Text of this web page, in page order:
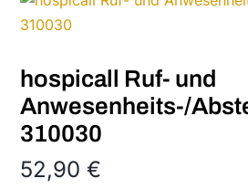
Telefone
Hersteller
Support
hospicall Ruf- und
Anwesenheits-/
310030
52,90€